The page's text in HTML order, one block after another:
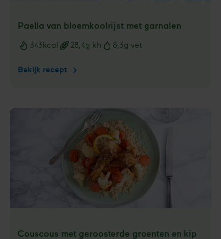
Paella van bloemkool­rijst met garnalen
343kcal 28,4g kh 8,3g vet
Bekijk recept Paella
garnalen
Couscous met geroosterde groenten en kip